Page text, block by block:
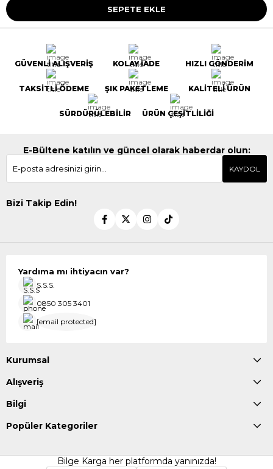
GÜVENLİ ALIŞVERİŞ KOLAY İADE HIZLI GÖNDERİM
TAKSİTLİ ÖDEME ŞIK PAKETLEME KALİTELİ ÜRÜN
SÜRDÜRÜLEBİLİR ÜRÜN ÇEŞİTLİLİĞİ
E-Bültene katılın ve güncel olarak haberdar olun:
KAYDOL
Bizi Takip Edin!
Yardıma mı ihtiyacın var?
S.S.S.
0850 305 3401
[email protected]
Kurumsal
Alışveriş
Bilgi
Popüler Kategoriler
Bilge Karga her platformda yanınızda!